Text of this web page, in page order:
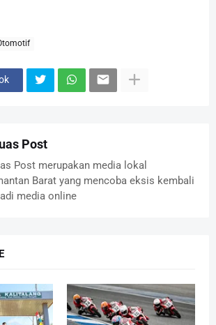
Post
Post merupakan media lokal
Barat yang mencoba eksis kembali
media online